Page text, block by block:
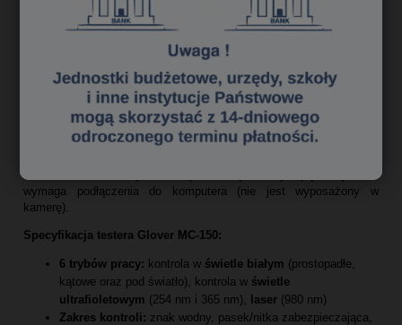
Przenośny, a zarazem profesjonalny tester Glover MC-150,
zasilany bateriami, akumulatorkami (AAA) lub za pomocą gniazda
USB. Daje możliwość weryfikacji każdego banknotu, dokumentu
tożsamości lub innego posiadającego zabezpieczenia w świetle
białym i ultrafioletowym. Glover MC-150 posiada sześć trybów
pracy co pozwala na szeroki zakres skutecznej weryfikacji
autentyczności, umożliwiając analizę za pomocą światła białego (z
trzech stron), światła utrafioletowego (254 i 365 nm) i lasera (980
wymaga podłączenia do komputera (nie jest wyposażony w
kamerę).
Specyfikacja testera Glover MC-150:
6 trybów pracy: kontrola w świetle białym (prostopadłe,
kątowe oraz pod światło), kontrola w świetle
ultrafioletowym (254 nm i 365 nm), laser (980 nm)
Zakres kontroli: znak wodny, pasek/nitka zabezpieczająca,